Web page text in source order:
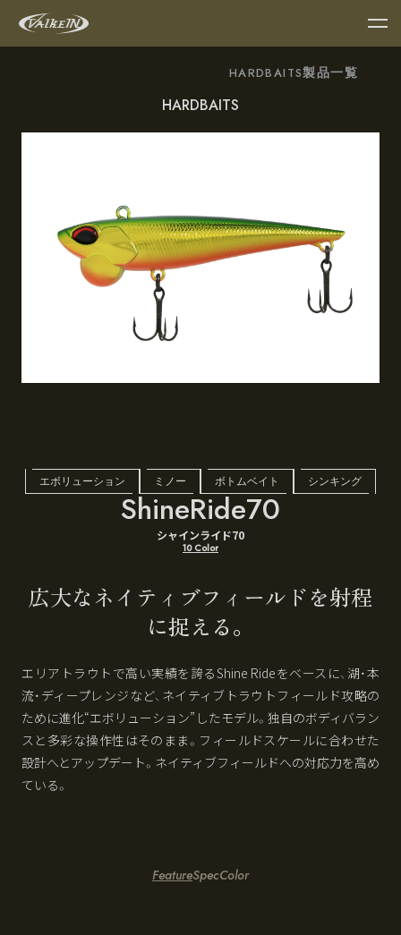
HARDBAITS
HARDBAITS製品一覧
ShineRide70
シャインライド70
10 Color
広大なネイティブフィールドを射程
に捉える。
エリアトラウトで高い実績を誇るShine Rideをベースに、湖・本
流・ディープレンジなど、ネイティブトラウトフィールド攻略の
ために進化“エボリューション”したモデル。独自のボディバラン
スと多彩な操作性はそのまま。フィールドスケールに合わせた
設計へとアップデート。ネイティブフィールドへの対応力を高め
ている。
エボリューション ミノー ボトムベイト シンキング
FeatureSpecColor